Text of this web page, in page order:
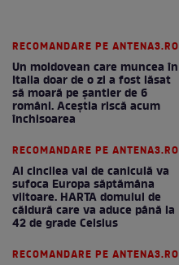
RECOMANDARE PE ANTENA3.RO
Un moldovean care muncea în
Italia doar de o zi a fost lăsat
să moară pe şantier de 6
români. Aceștia riscă acum
închisoarea
RECOMANDARE PE ANTENA3.RO
Al cincilea val de caniculă va
sufoca Europa săptămâna
viitoare. HARTA domului de
căldură care va aduce până la
42 de grade Celsius
RECOMANDARE PE ANTENA3.RO